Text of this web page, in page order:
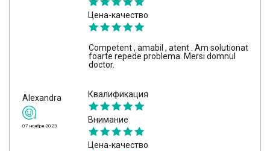
Цена-качество
Competent , amabil , atent . Am solutionat
foarte repede problema. Mersi domnul
doctor.
Alexandra
07 ноября 2023
Квалификация
Внимание
Цена-качество